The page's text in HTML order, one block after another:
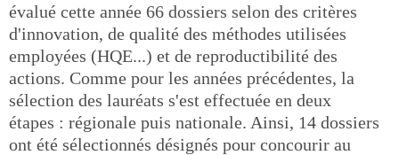
évalué cette année 66 dossiers selon des critères
d'innovation, de qualité des méthodes utilisées
employées (HQE...) et de reproductibilité des
actions. Comme pour les années précédentes, la
sélection des lauréats s'est effectuée en deux
étapes : régionale puis nationale. Ainsi, 14 dossiers
ont été sélectionnés désignés pour concourir au